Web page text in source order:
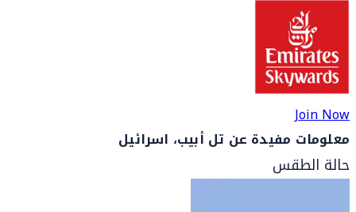
Join Now
معلومات مفيدة عن تل أبيب، اسرائيل
حالة الطقس